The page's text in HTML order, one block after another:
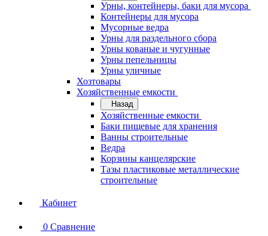
Урны, контейнеры, баки для мусора
Контейнеры для мусора
Мусорные ведра
Урны для раздельного сбора
Урны кованые и чугунные
Урны пепельницы
Урны уличные
Хозтовары
Хозяйственные емкости
Назад
Хозяйственные емкости
Баки пищевые для хранения
Ванны строительные
Ведра
Корзины канцелярские
Тазы пластиковые металлические
строительные
Кабинет
0 Сравнение